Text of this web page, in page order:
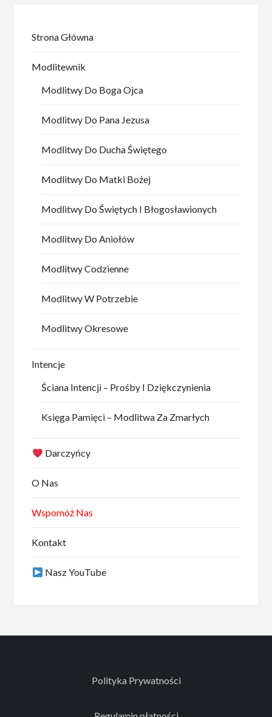
Strona Główna
Modlitewnik
Modlitwy Do Boga Ojca
Modlitwy Do Pana Jezusa
Modlitwy Do Ducha Świętego
Modlitwy Do Matki Bożej
Modlitwy Do Świętych I Błogosławionych
Modlitwy Do Aniołów
Modlitwy Codzienne
Modlitwy W Potrzebie
Modlitwy Okresowe
Intencje
Ściana Intencji – Prośby I Dziękczynienia
Księga Pamięci – Modlitwa Za Zmarłych
Darczyńcy
O Nas
Wspomóż Nas
Kontakt
Nasz YouTube
Polityka Prywatności